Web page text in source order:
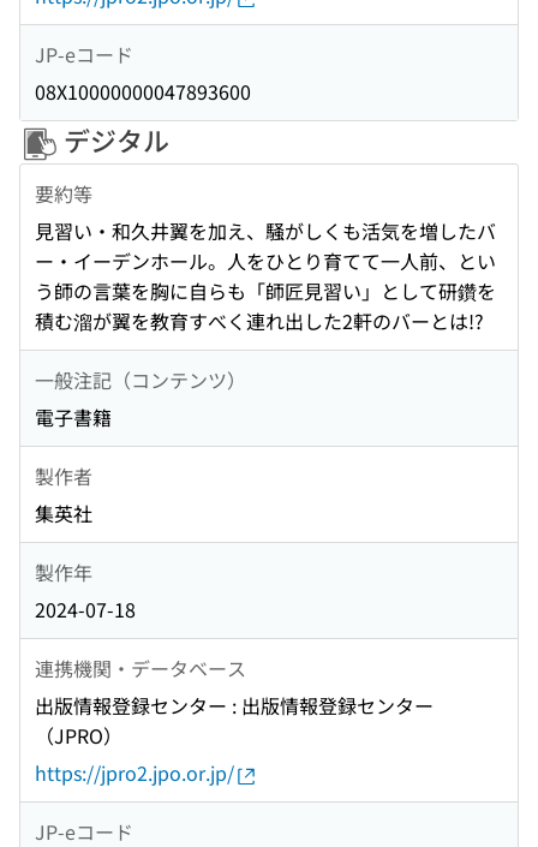
JP-eコード
08X10000000047893600
デジタル
要約等
見習い・和久井翼を加え、騒がしくも活気を増したバ
ー・イーデンホール。人をひとり育てて一人前、とい
う師の言葉を胸に自らも「師匠見習い」として研鑽を
積む溜が翼を教育すべく連れ出した2軒のバーとは!?
一般注記（コンテンツ）
電子書籍
製作者
集英社
製作年
2024-07-18
連携機関・データベース
出版情報登録センター : 出版情報登録センター
（JPRO）
https://jpro2.jpo.or.jp/
JP-eコード